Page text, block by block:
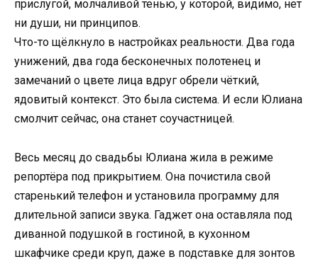
прислугой, молчаливой тенью, у которой, видимо, нет
ни души, ни принципов.
Что-то щёлкнуло в настройках реальности. Два года
унижений, два года бесконечных полотенец и
замечаний о цвете лица вдруг обрели чёткий,
ядовитый контекст. Это была система. И если Юлиана
смолчит сейчас, она станет соучастницей.
Весь месяц до свадьбы Юлиана жила в режиме
репортёра под прикрытием. Она почистила свой
старенький телефон и установила программу для
длительной записи звука. Гаджет она оставляла под
диванной подушкой в гостиной, в кухонном
шкафчике среди круп, даже в подставке для зонтов